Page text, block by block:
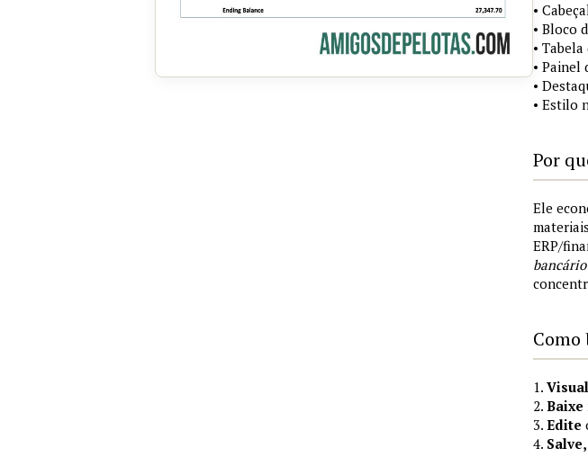
•
• Bloco
•
• Painel
•
• Estilo
Por
Ele
ERP/
Como
1.
2. Baixe
3. Edite
4.